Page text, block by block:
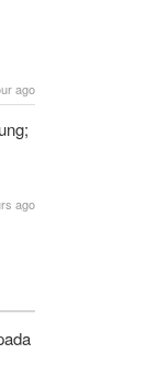
ago
ago